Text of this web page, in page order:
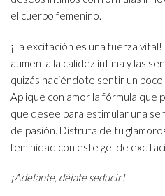
el cuerpo femenino.
¡La excitación es una fuerza vital!
aumenta la calidez íntima y las
quizás haciéndote sentir un poco
Aplique con amor la fórmula que
que desee para estimular una
de pasión. Disfruta de tu
feminidad con este gel de
¡Adelante, déjate seducir!